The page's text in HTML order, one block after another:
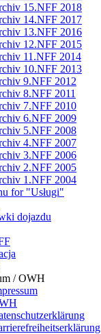
15.NFF 2018
14.NFF 2017
13.NFF 2016
12.NFF 2015
11.NFF 2014
10.NFF 2013
9.NFF 2012
8.NFF 2011
7.NFF 2010
6.NFF 2009
5.NFF 2008
4.NFF 2007
3.NFF 2006
2.NFF 2005
1.NFF 2004
for "Usługi"
dojazdu
/ OWH